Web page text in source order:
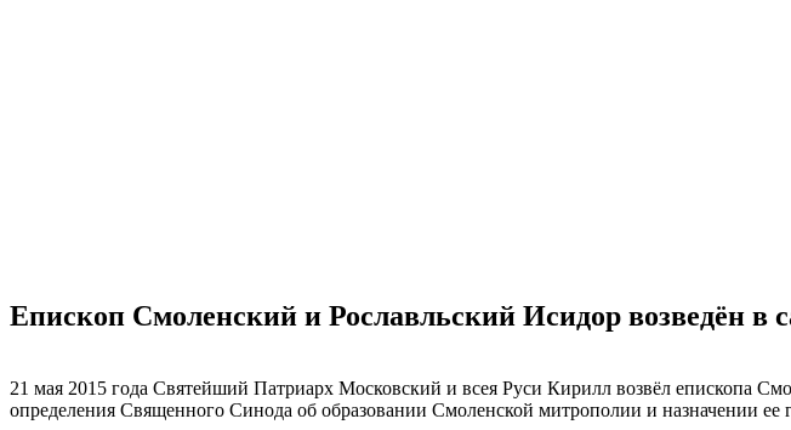
Епископ Смоленский и Рославльский Исидор возведён в
21 мая 2015 года Святейший Патриарх Московский и всея Руси Кирилл возвёл епископа
определения Священного Синода об образовании Смоленской митрополии и назначении ее